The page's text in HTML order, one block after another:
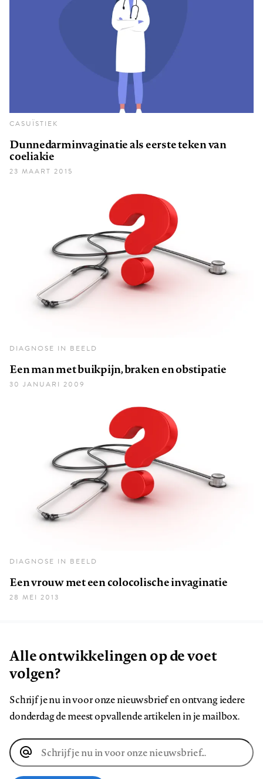
CASUÏSTIEK
Dunnedarminvaginatie als eerste teken van
coeliakie
23 MAART 2015
DIAGNOSE IN BEELD
Een man met buikpijn, braken en obstipatie
30 JANUARI 2009
DIAGNOSE IN BEELD
Een vrouw met een colocolische invaginatie
28 MEI 2013
Alle ontwikkelingen op de voet
volgen?
Schrijf je nu in voor onze nieuwsbrief en ontvang iedere
donderdag de meest opvallende artikelen in je mailbox.
E-
mailadres